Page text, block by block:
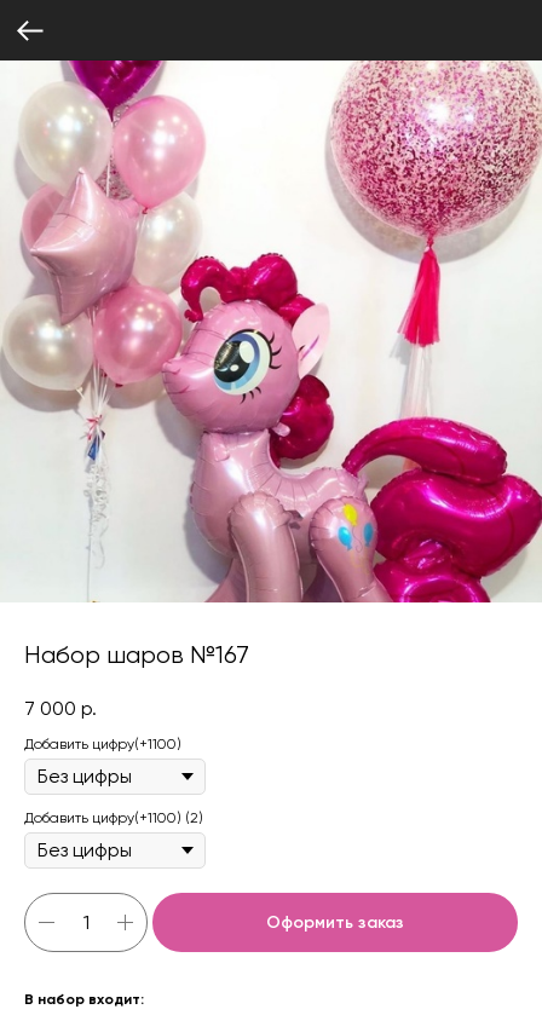
Набор шаров №167
7 000 р.
Добавить цифру(+1100)
Добавить цифру(+1100) (2)
Оформить заказ
В набор входит: